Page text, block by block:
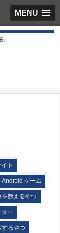
MENU
ト
Android ゲーム
を数えるやつ
ー
するやつ